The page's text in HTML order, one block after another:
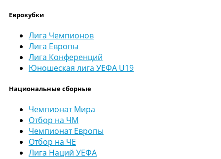
Еврокубки
Лига Чемпионов
Лига Европы
Лига Конференций
Юношеская лига УЕФА U19
Национальные сборные
Чемпионат Мира
Отбор на ЧМ
Чемпионат Европы
Отбор на ЧЕ
Лига Наций УЕФА